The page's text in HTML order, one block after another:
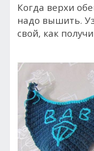
Когда верхи
надо вышить.
свой, как